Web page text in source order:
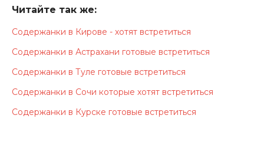
желания, любовника, в свою очередь, дают
отношений устраивает обоих партнеров, им нравится
получать их удовлетворения.
Содержанки в Липецке используют платформу для
поиска ухажеров, готовых их обеспечивать, дарить
собой. Девушки привлекают спонсоров своей
Читайте так же:
Содержанки в Кирове - хотят встретиться
Содержанки в Астрахани готовые встретиться
Содержанки в Туле готовые встретиться
Содержанки в Сочи которые хотят встретиться
Содержанки в Курске готовые встретиться